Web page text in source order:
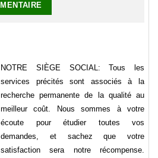
NOTRE SIÈGE SOCIAL: Tous les
services précités sont associés à la
recherche permanente de la qualité au
meilleur coût. Nous sommes à votre
écoute pour étudier toutes vos
demandes, et sachez que votre
satisfaction sera notre récompense.